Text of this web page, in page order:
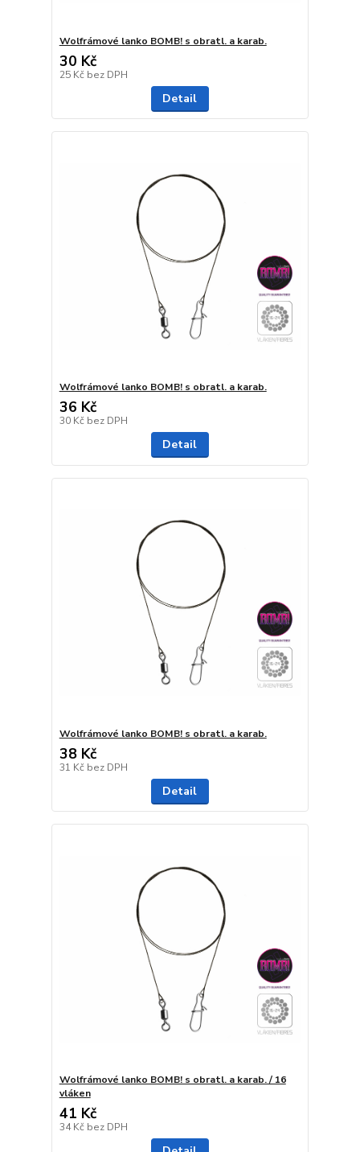
Wolfrámové lanko BOMB! s obratl. a karab.
30 Kč
25 Kč bez DPH
Detail
Wolfrámové lanko BOMB! s obratl. a karab.
36 Kč
30 Kč bez DPH
Detail
Wolfrámové lanko BOMB! s obratl. a karab.
38 Kč
31 Kč bez DPH
Detail
Wolfrámové lanko BOMB! s obratl. a karab. / 16
vláken
41 Kč
34 Kč bez DPH